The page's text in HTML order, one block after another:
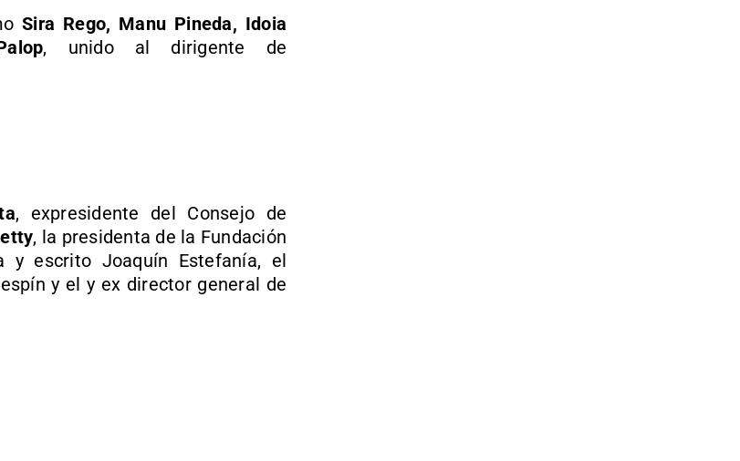
Sira Rego, Manu Pineda, Idoia
, unido al dirigente de
, expresidente del Consejo de
, la presidenta de la Fundación
y escrito Joaquín Estefanía, el
y el y ex director general de